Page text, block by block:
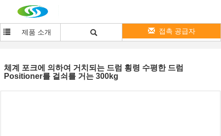
제품 소개 접촉 공급자
체계 포크에 의하여 거치되는 드럼 횡령 수평한 드럼
Positioner를 걸쇠를 거는 300kg